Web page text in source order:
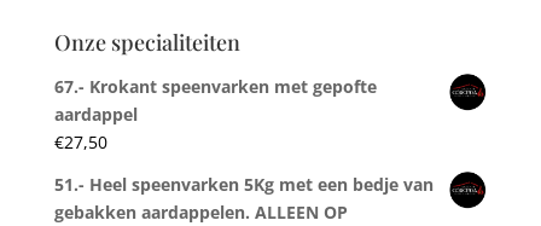
Onze specialiteiten
67.- Krokant speenvarken met gepofte
aardappel
€27,50
51.- Heel speenvarken 5Kg met een bedje van
gebakken aardappelen. ALLEEN OP